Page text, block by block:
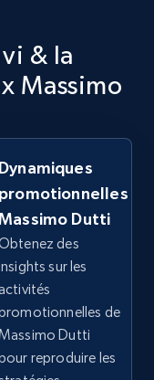
Initial
and more.
Commencer
Initial
and more.
& la
Massimo
Dynamiques
promotionnelles
Dutti
des
sur les
de
Massimo Dutti
reproduire les